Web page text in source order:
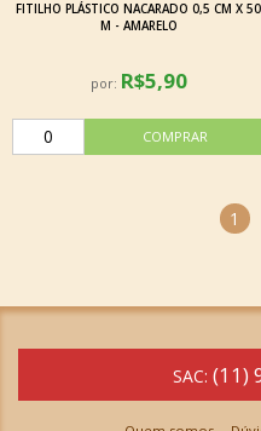
FITILHO PLÁSTICO NACARADO 0,5 CM X 50
M - AMARELO
por: R$5,90
1
SAC: (11)